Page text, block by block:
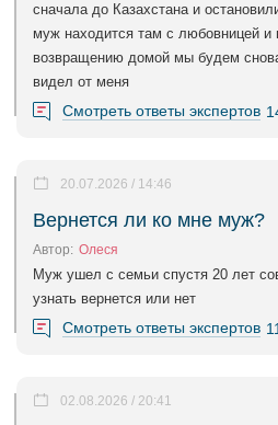
сначала до Казахстана и
муж находится там с любовницей и
возвращению домой мы будем
видел от меня
Смотреть ответы экспертов
Вернется ли ко мне муж?
20.07.2026 / 14:46
Автор: Олеся
Муж ушел с семьи спустя 20 лет
узнать вернется или нет
Смотреть ответы экспертов 11
02.08.2026 / 20:41